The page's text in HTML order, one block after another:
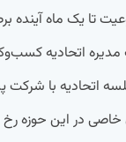
تا یک ماه
اتحادیه
اتحادیه با
خاصی در این حوزه رخ